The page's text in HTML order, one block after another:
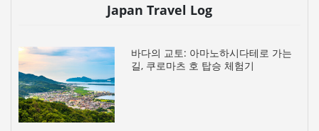
Japan Travel Log
바다의 교토: 아마노하시다테로 가는
길, 쿠로마츠 호 탑승 체험기